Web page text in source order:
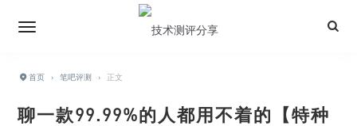
首页 › 笔吧评测 › 正文
聊一款99.99%的人都用不着的【特种